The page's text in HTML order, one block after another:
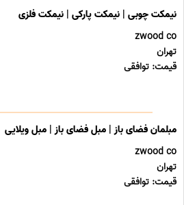
نیمکت چوبی | نیمکت پارکی | نیمکت فلزی
zwood co
تهران
قیمت: توافقی
مبلمان فضای باز | مبل فضای باز | مبل ویلایی
zwood co
تهران
قیمت: توافقی